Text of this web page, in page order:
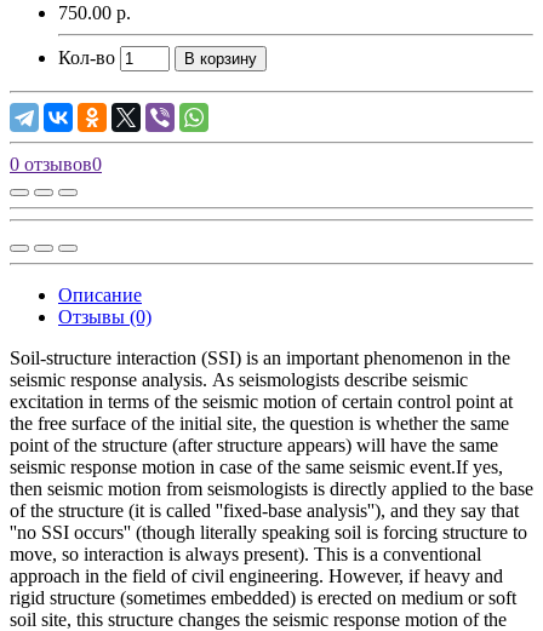
750.00 р.
Кол-во В корзину
0 отзывов0
Описание
Отзывы (0)
Soil-structure interaction (SSI) is an important phenomenon in the
seismic response analysis. As seismologists describe seismic
excitation in terms of the seismic motion of certain control point at
the free surface of the initial site, the question is whether the same
point of the structure (after structure appears) will have the same
seismic response motion in case of the same seismic event.If yes,
then seismic motion from seismologists is directly applied to the base
of the structure (it is called ''fixed-base analysis''), and they say that
''no SSI occurs'' (though literally speaking soil is forcing structure to
move, so interaction is always present). This is a conventional
approach in the field of civil engineering. However, if heavy and
rigid structure (sometimes embedded) is erected on medium or soft
soil site, this structure changes the seismic response motion of the